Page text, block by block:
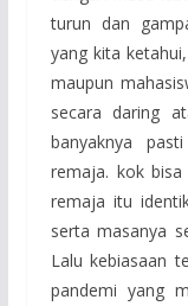
turun dan
yang kita
maupun
secara daring
banyaknya
remaja. kok
remaja itu
serta masanya
Lalu kebiasaan
pandemi yang